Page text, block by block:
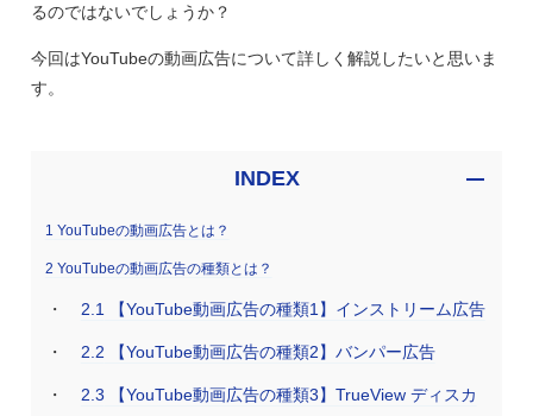
るのではないでしょうか？
今回はYouTubeの動画広告について詳しく解説したいと思いま
す。
INDEX
1 YouTubeの動画広告とは？
2 YouTubeの動画広告の種類とは？
2.1 【YouTube動画広告の種類1】インストリーム広告
2.2 【YouTube動画広告の種類2】バンパー広告
2.3 【YouTube動画広告の種類3】TrueView ディスカ